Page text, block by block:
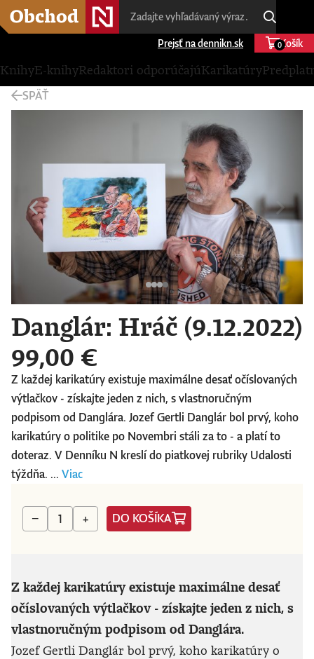
Prejsť na dennikn.sk Košík
0
KnihyE-knihyRedaktori odporúčajúKarikatúry
SPÄŤ
Danglár: Hráč (9.12.2022)
99,00 €
Z každej karikatúry existuje maximálne desať očíslovaných
výtlačkov - získajte jeden z nich, s vlastnoručným
podpisom od Danglára. Jozef Gertli Danglár bol prvý, koho
karikatúry o politike po Novembri stáli za to - a platí to
doteraz. V Denníku N kreslí do piatkovej rubriky Udalosti
týždňa. ... Viac
− + DO KOŠÍKA
Z každej karikatúry existuje maximálne desať
očíslovaných výtlačkov - získajte jeden z nich, s
vlastnoručným podpisom od Danglára.
Jozef Gertli Danglár bol prvý, koho karikatúry o